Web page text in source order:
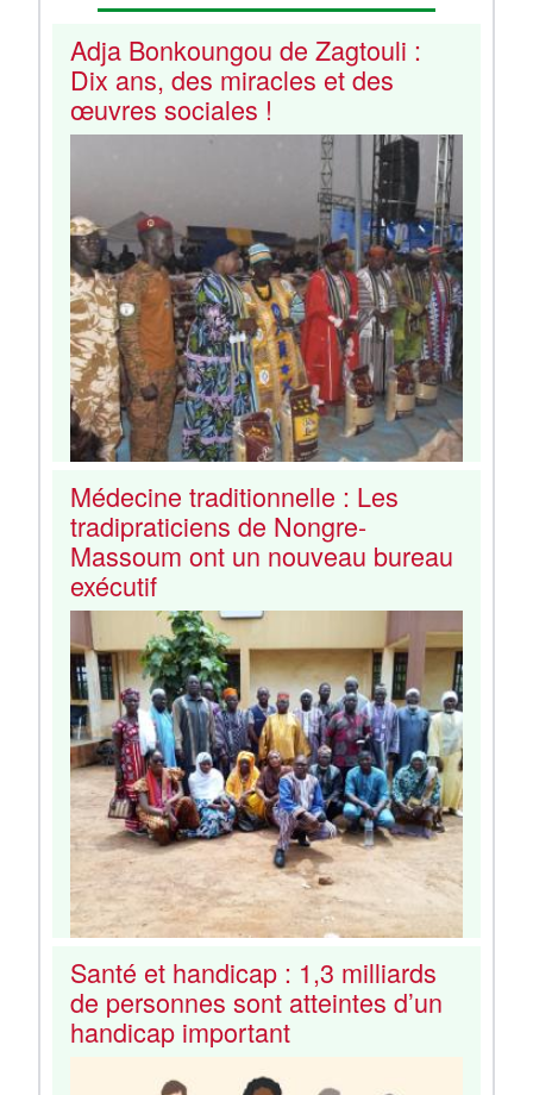
Adja Bonkoungou de Zagtouli :
Dix ans, des miracles et des
œuvres sociales !
Médecine traditionnelle : Les
tradipraticiens de Nongre-
Massoum ont un nouveau bureau
exécutif
Santé et handicap : 1,3 milliards
de personnes sont atteintes d’un
handicap important